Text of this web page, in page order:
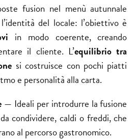
fusion nel menù autunnale
identità del locale: l’obiettivo è
in modo coerente, creando
il cliente. L’equilibrio tra
si costruisce con pochi piatti
e personalità alla carta.
— Ideali per introdurre la fusione
condividere, caldi o freddi, che
al percorso gastronomico.